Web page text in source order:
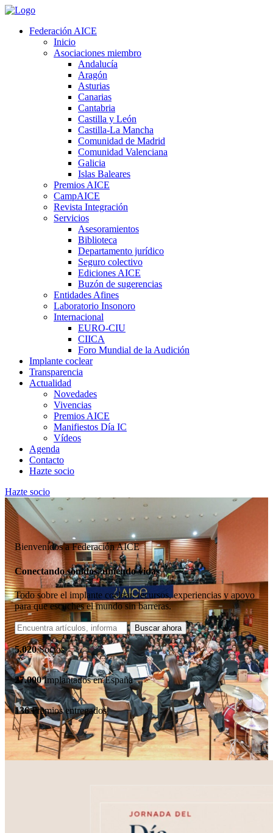
Federación AICE
Inicio
Asociaciones miembro
Andalucía
Aragón
Asturias
Canarias
Cantabria
Castilla y León
Castilla-La Mancha
Comunidad de Madrid
Comunidad Valenciana
Galicia
Islas Baleares
Premios AICE
CampAICE
Revista Integración
Servicios
Asesoramientos
Biblioteca
Departamento jurídico
Seguro colectivo
Ediciones AICE
Buzón de sugerencias
Entidades Afines
Laboratorio Insonoro
Internacional
EURO-CIU
CIICA
Foro Mundial de la Audición
Implante coclear
Transparencia
Actualidad
Novedades
Vivencias
Premios AICE
Manifiestos Día IC
Vídeos
Agenda
Contacto
Hazte socio
Hazte socio
Bienvenidos a Federación AICE
Conectando sonidos, uniendo vidas
Todo sobre el implante coclear: recursos, experiencias y apoyo
para que escuches el mundo sin barreras.
5.020Socios
27.000Implantados en España
136Premios entregados